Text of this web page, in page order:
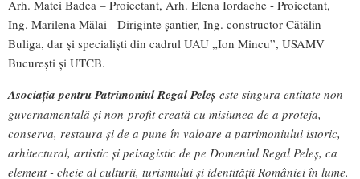
Arh. Matei Badea – Proiectant, Arh. Elena Iordache - Proiectant,
Ing. Marilena Mălai - Diriginte șantier, Ing. constructor Cătălin
Buliga, dar și specialiști din cadrul UAU „Ion Mincu”, USAMV
București și UTCB.
Asociația pentru Patrimoniul Regal Peleș este singura entitate non-
guvernamentală și non-profit creată cu misiunea de a proteja,
conserva, restaura și de a pune în valoare a patrimoniului istoric,
arhitectural, artistic și peisagistic de pe Domeniul Regal Peleș, ca
element - cheie al culturii, turismului și identității României în lume.